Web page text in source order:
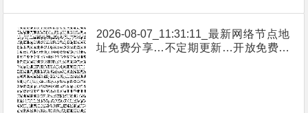
2026-08-07_11:31:11_最新网络节点地
址免费分享…不定期更新…开放免费分